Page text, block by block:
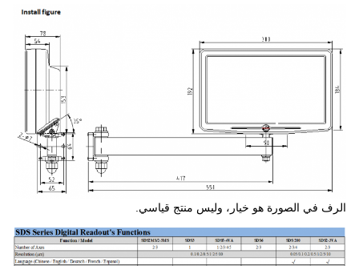
الرف في الصورة هو خيار، وليس منتج قياسي.